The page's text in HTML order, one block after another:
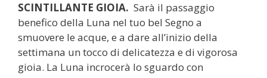
SCINTILLANTE GIOIA. Sarà il passaggio
benefico della Luna nel tuo bel Segno a
smuovere le acque, e a dare all’inizio della
settimana un tocco di delicatezza e di vigorosa
gioia. La Luna incrocerà lo sguardo con